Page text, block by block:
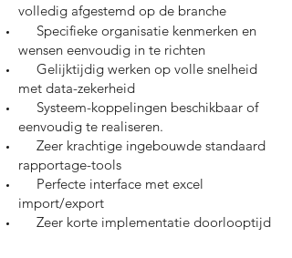
volledig afgestemd op de branche
Specifieke organisatie kenmerken en
wensen eenvoudig in te richten
Gelijktijdig werken op volle snelheid
met data-zekerheid
Systeem-koppelingen beschikbaar of
eenvoudig te realiseren.
Zeer krachtige ingebouwde standaard
rapportage-tools
Perfecte interface met excel
import/export
Zeer korte implementatie doorlooptijd